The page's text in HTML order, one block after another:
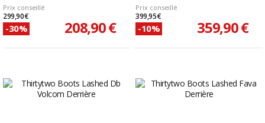
Prix conseillé
299,90 €
-30% 208,90 €
Prix conseillé
399,95 €
-10% 359,90 €